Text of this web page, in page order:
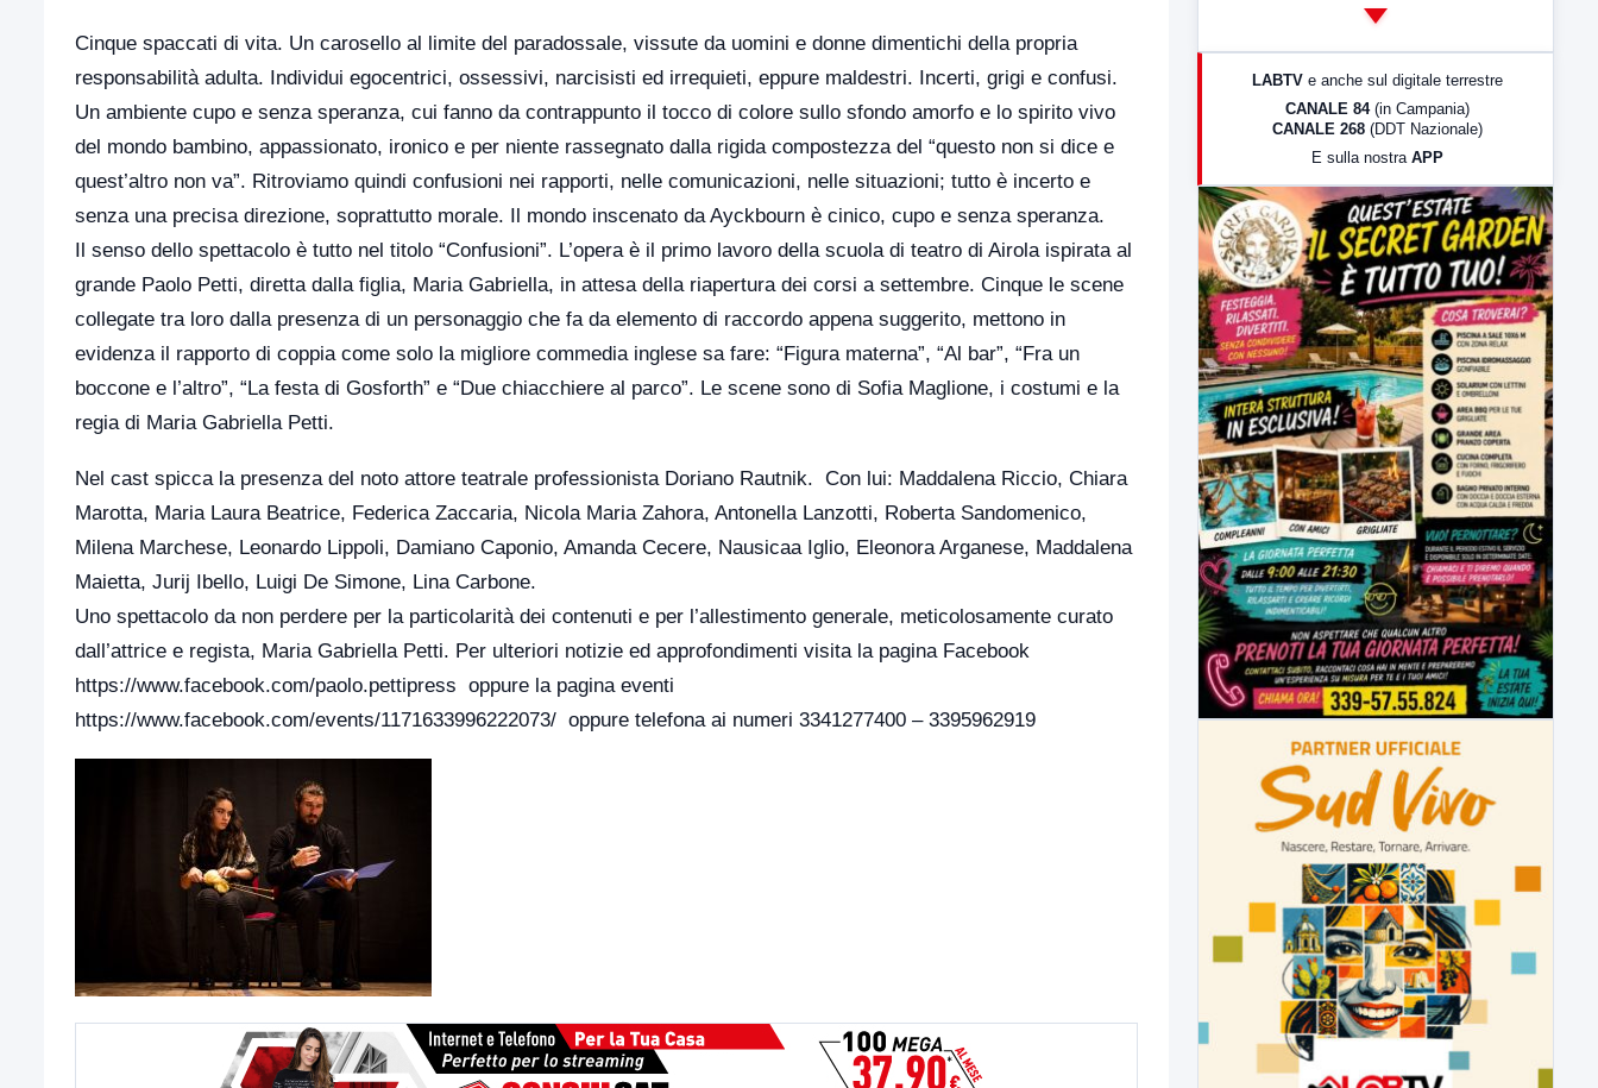
Cinque spaccati di vita. Un carosello al limite del paradossale, vissute da uomini e donne dimentichi della propria
responsabilità adulta. Individui egocentrici, ossessivi, narcisisti ed irrequieti, eppure maldestri. Incerti, grigi e confusi.
Un ambiente cupo e senza speranza, cui fanno da contrappunto il tocco di colore sullo sfondo amorfo e lo spirito vivo
del mondo bambino, appassionato, ironico e per niente rassegnato dalla rigida compostezza del “questo non si dice e
quest’altro non va”. Ritroviamo quindi confusioni nei rapporti, nelle comunicazioni, nelle situazioni; tutto è incerto e
senza una precisa direzione, soprattutto morale. Il mondo inscenato da Ayckbourn è cinico, cupo e senza speranza.
Il senso dello spettacolo è tutto nel titolo “Confusioni”. L’opera è il primo lavoro della scuola di teatro di Airola ispirata al
grande Paolo Petti, diretta dalla figlia, Maria Gabriella, in attesa della riapertura dei corsi a settembre. Cinque le scene
collegate tra loro dalla presenza di un personaggio che fa da elemento di raccordo appena suggerito, mettono in
evidenza il rapporto di coppia come solo la migliore commedia inglese sa fare: “Figura materna”, “Al bar”, “Fra un
boccone e l’altro”, “La festa di Gosforth” e “Due chiacchiere al parco”. Le scene sono di Sofia Maglione, i costumi e la
regia di Maria Gabriella Petti.
Nel cast spicca la presenza del noto attore teatrale professionista Doriano Rautnik. Con lui: Maddalena Riccio, Chiara
Marotta, Maria Laura Beatrice, Federica Zaccaria, Nicola Maria Zahora, Antonella Lanzotti, Roberta Sandomenico,
Milena Marchese, Leonardo Lippoli, Damiano Caponio, Amanda Cecere, Nausicaa Iglio, Eleonora Arganese, Maddalena
Maietta, Jurij Ibello, Luigi De Simone, Lina Carbone.
Uno spettacolo da non perdere per la particolarità dei contenuti e per l’allestimento generale, meticolosamente curato
dall’attrice e regista, Maria Gabriella Petti. Per ulteriori notizie ed approfondimenti visita la pagina Facebook
https://www.facebook.com/paolo.pettipress oppure la pagina eventi
https://www.facebook.com/events/1171633996222073/ oppure telefona ai numeri 3341277400 – 3395962919
LabNews (Diretta)
23:00 LabNews (replica)
LABTV e anche sul digitale terrestre
CANALE 84 (in Campania)
CANALE 268 (DDT Nazionale)
E sulla nostra APP